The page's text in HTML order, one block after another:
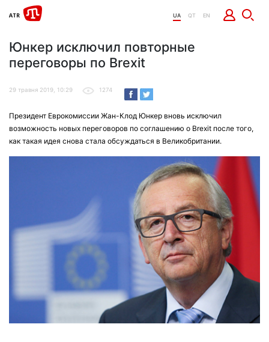
UA QT EN
Юнкер исключил повторные
переговоры по Brexit
29 травня 2019, 10:29 1274
Президент Еврокомиссии Жан-Клод Юнкер вновь исключил
возможность новых переговоров по соглашению о Brexit после того,
как такая идея снова стала обсуждаться в Великобритании.